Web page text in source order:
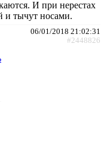
И при нерестах
и тычут носами.
06/01/2018 21:02:31
#2448826